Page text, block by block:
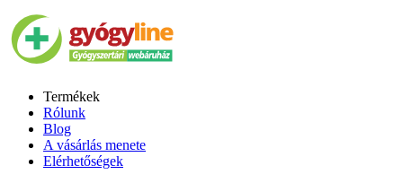
Termékek
Rólunk
Blog
A vásárlás menete
Elérhetőségek